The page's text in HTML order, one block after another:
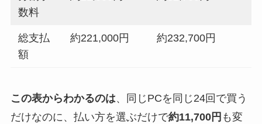
数料
総支払
額
約221,000円 約232,700円
この表からわかるのは、同じPCを同じ24回で買う
だけなのに、払い方を選ぶだけで約11,700円 も変